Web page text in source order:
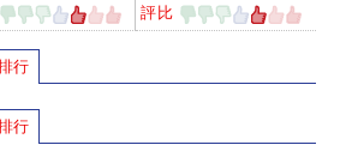
評比
行
行